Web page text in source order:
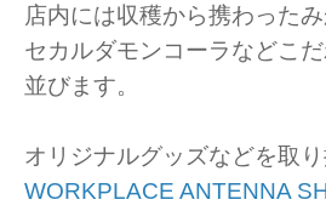
店内には収穫から携わった
セカルダモンコーラなどこ
並びます。
オリジナルグッズなどを取り
WORKPLACE ANTENNA